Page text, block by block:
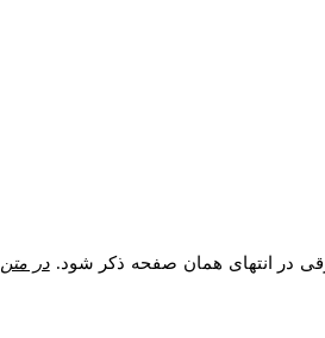
در انتهای همان صفحه ذکر شود. در متن